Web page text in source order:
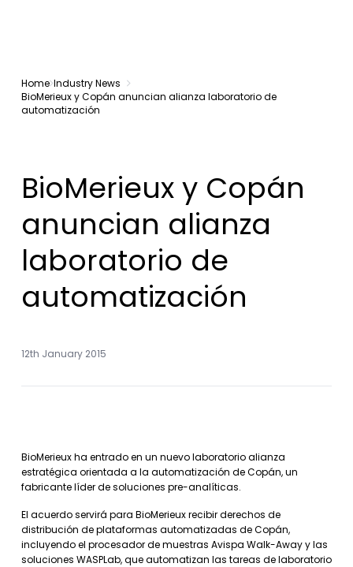
Home Industry News
BioMerieux y Copán anuncian alianza laboratorio de
automatización
BioMerieux y Copán
anuncian alianza
laboratorio de
automatización
12th January 2015
BioMerieux ha entrado en un nuevo laboratorio alianza
estratégica orientada a la automatización de Copán, un
fabricante líder de soluciones pre-analíticas.
El acuerdo servirá para BioMerieux recibir derechos de
distribución de plataformas automatizadas de Copán,
incluyendo el procesador de muestras Avispa Walk-Away y las
soluciones WASPLab, que automatizan las tareas de laboratorio